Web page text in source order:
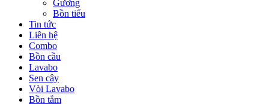
Gương
Bồn tiểu
Tin tức
Liên hệ
Combo
Bồn cầu
Lavabo
Sen cây
Vòi Lavabo
Bồn tắm